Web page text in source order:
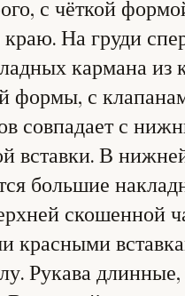
с чёткой
краю. На груди
кармана из
формы, с
совпадает с
вставки. В
большие
скошенной
красными
Рукава длинные,